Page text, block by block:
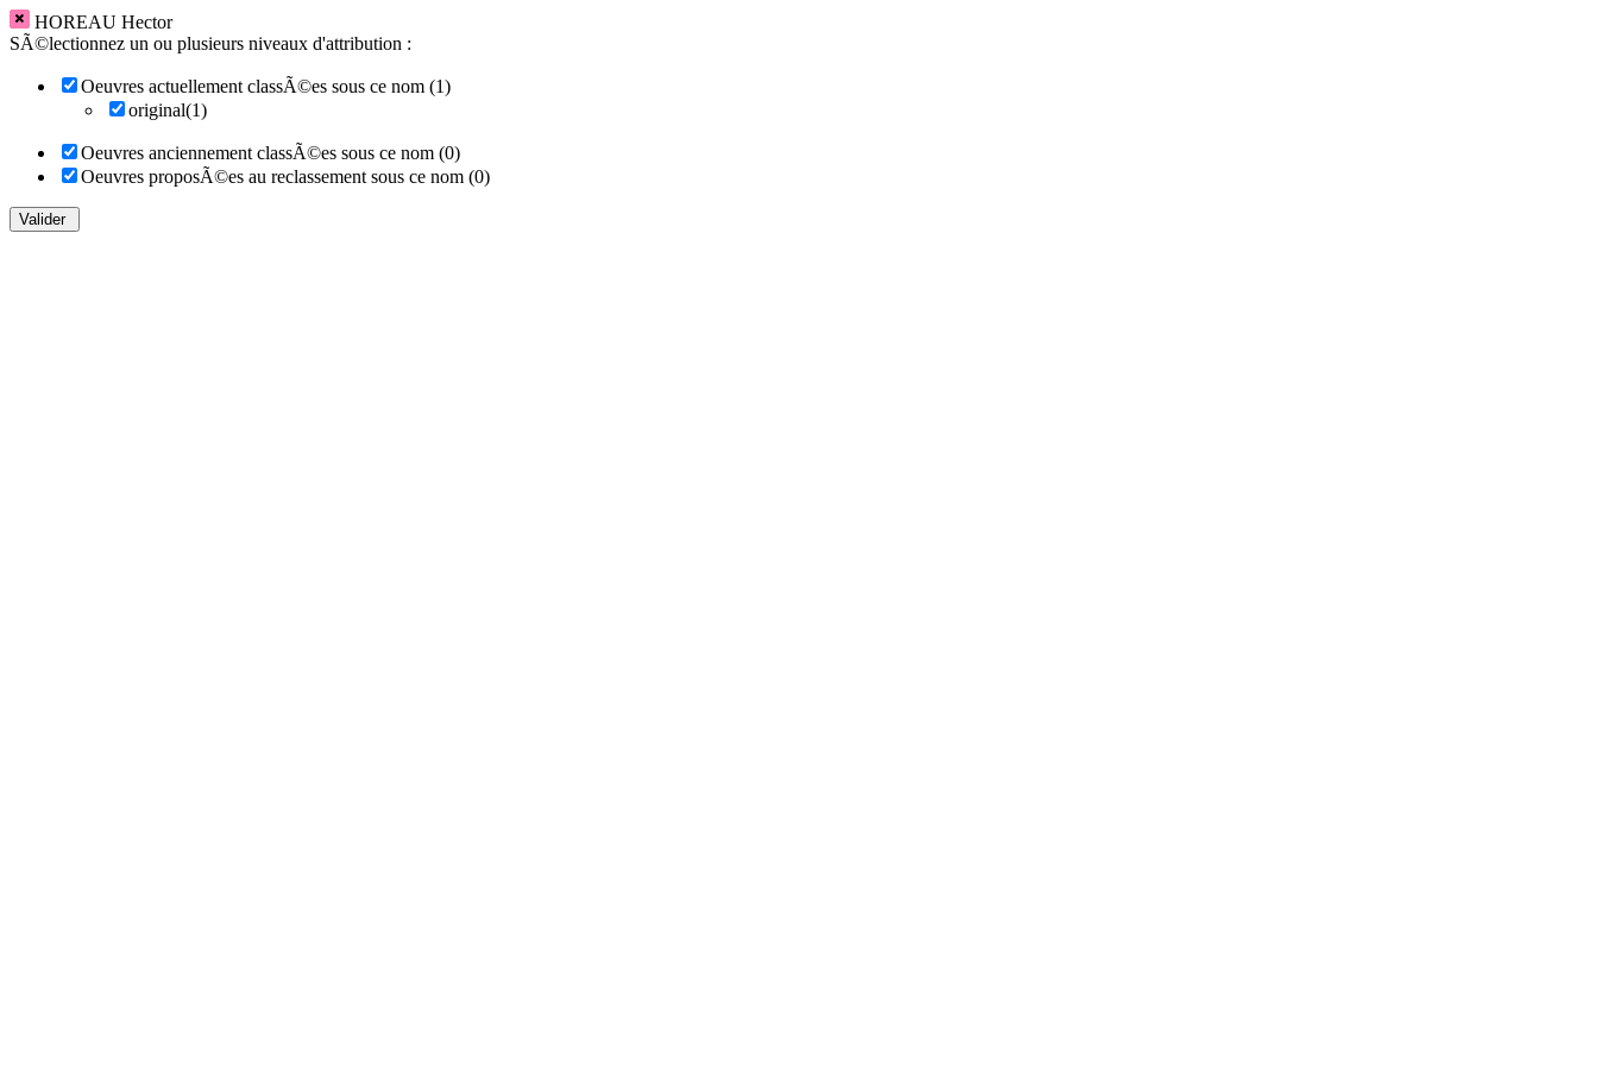
HOREAU Hector
SÃ©lectionnez un ou plusieurs niveaux d'attribution :
Oeuvres actuellement classÃ©es sous ce nom (1)
original(1)
Oeuvres anciennement classÃ©es sous ce nom (0)
Oeuvres proposÃ©es au reclassement sous ce nom (0)
Valider